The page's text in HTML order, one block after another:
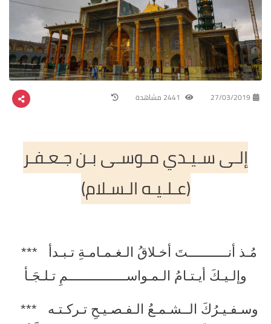
27/03/2019
إلـى سـيـدي مـوسـى بـن جـعـفـر
(عـلـيـه الـسـلام)
مُـذ أنـــــــــــتَ أخـلاقُ الـغـمـامـةِ تـبـدأ ***
وإلـيـكَ أيـتـامُ الـمـواســــــــــــــــمِ تـلـجَـأ
وسـفـيـرُكَ الــشـمـعُ الـفـصـيـحِ تـركـتـه ***